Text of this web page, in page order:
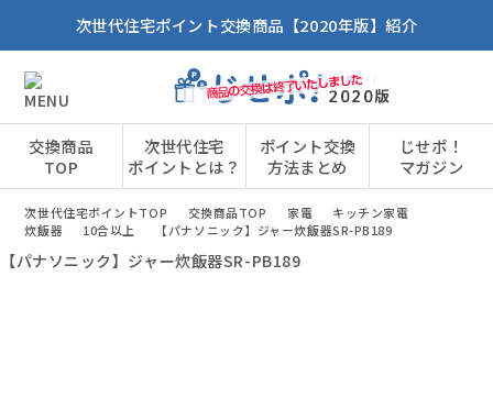
次世代住宅ポイント交換商品【2020年版】紹介
交換商品
TOP
次世代住宅
ポイントとは？
ポイント交換
方法まとめ
じせポ！
マガジン
次世代住宅ポイントTOP 交換商品TOP 家電
キッチン家電
炊飯器
10合以上 【パナソニック】ジャー炊飯器SR-PB189
【パナソニック】ジャー炊飯器SR-PB189